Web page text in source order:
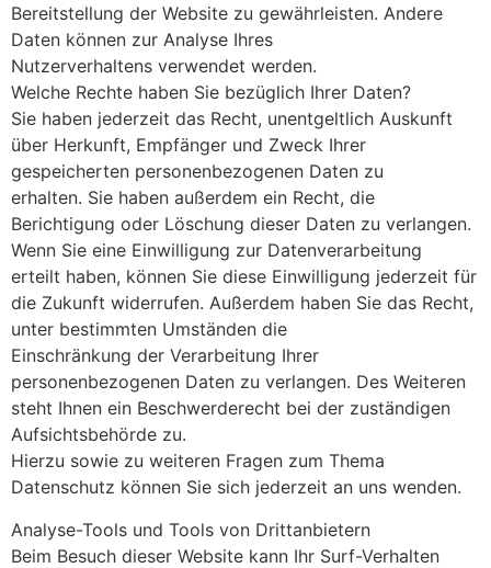
Bereitstellung der Website zu gewährleisten. Andere
Daten können zur Analyse Ihres
Nutzerverhaltens verwendet werden.
Welche Rechte haben Sie bezüglich Ihrer Daten?
Sie haben jederzeit das Recht, unentgeltlich Auskunft
über Herkunft, Empfänger und Zweck Ihrer
gespeicherten personenbezogenen Daten zu
erhalten. Sie haben außerdem ein Recht, die
Berichtigung oder Löschung dieser Daten zu verlangen.
Wenn Sie eine Einwilligung zur Datenverarbeitung
erteilt haben, können Sie diese Einwilligung jederzeit für
die Zukunft widerrufen. Außerdem haben Sie das Recht,
unter bestimmten Umständen die
Einschränkung der Verarbeitung Ihrer
personenbezogenen Daten zu verlangen. Des Weiteren
steht Ihnen ein Beschwerderecht bei der zuständigen
Aufsichtsbehörde zu.
Hierzu sowie zu weiteren Fragen zum Thema
Datenschutz können Sie sich jederzeit an uns wenden.
Analyse-Tools und Tools von Drittanbietern
Beim Besuch dieser Website kann Ihr Surf-Verhalten